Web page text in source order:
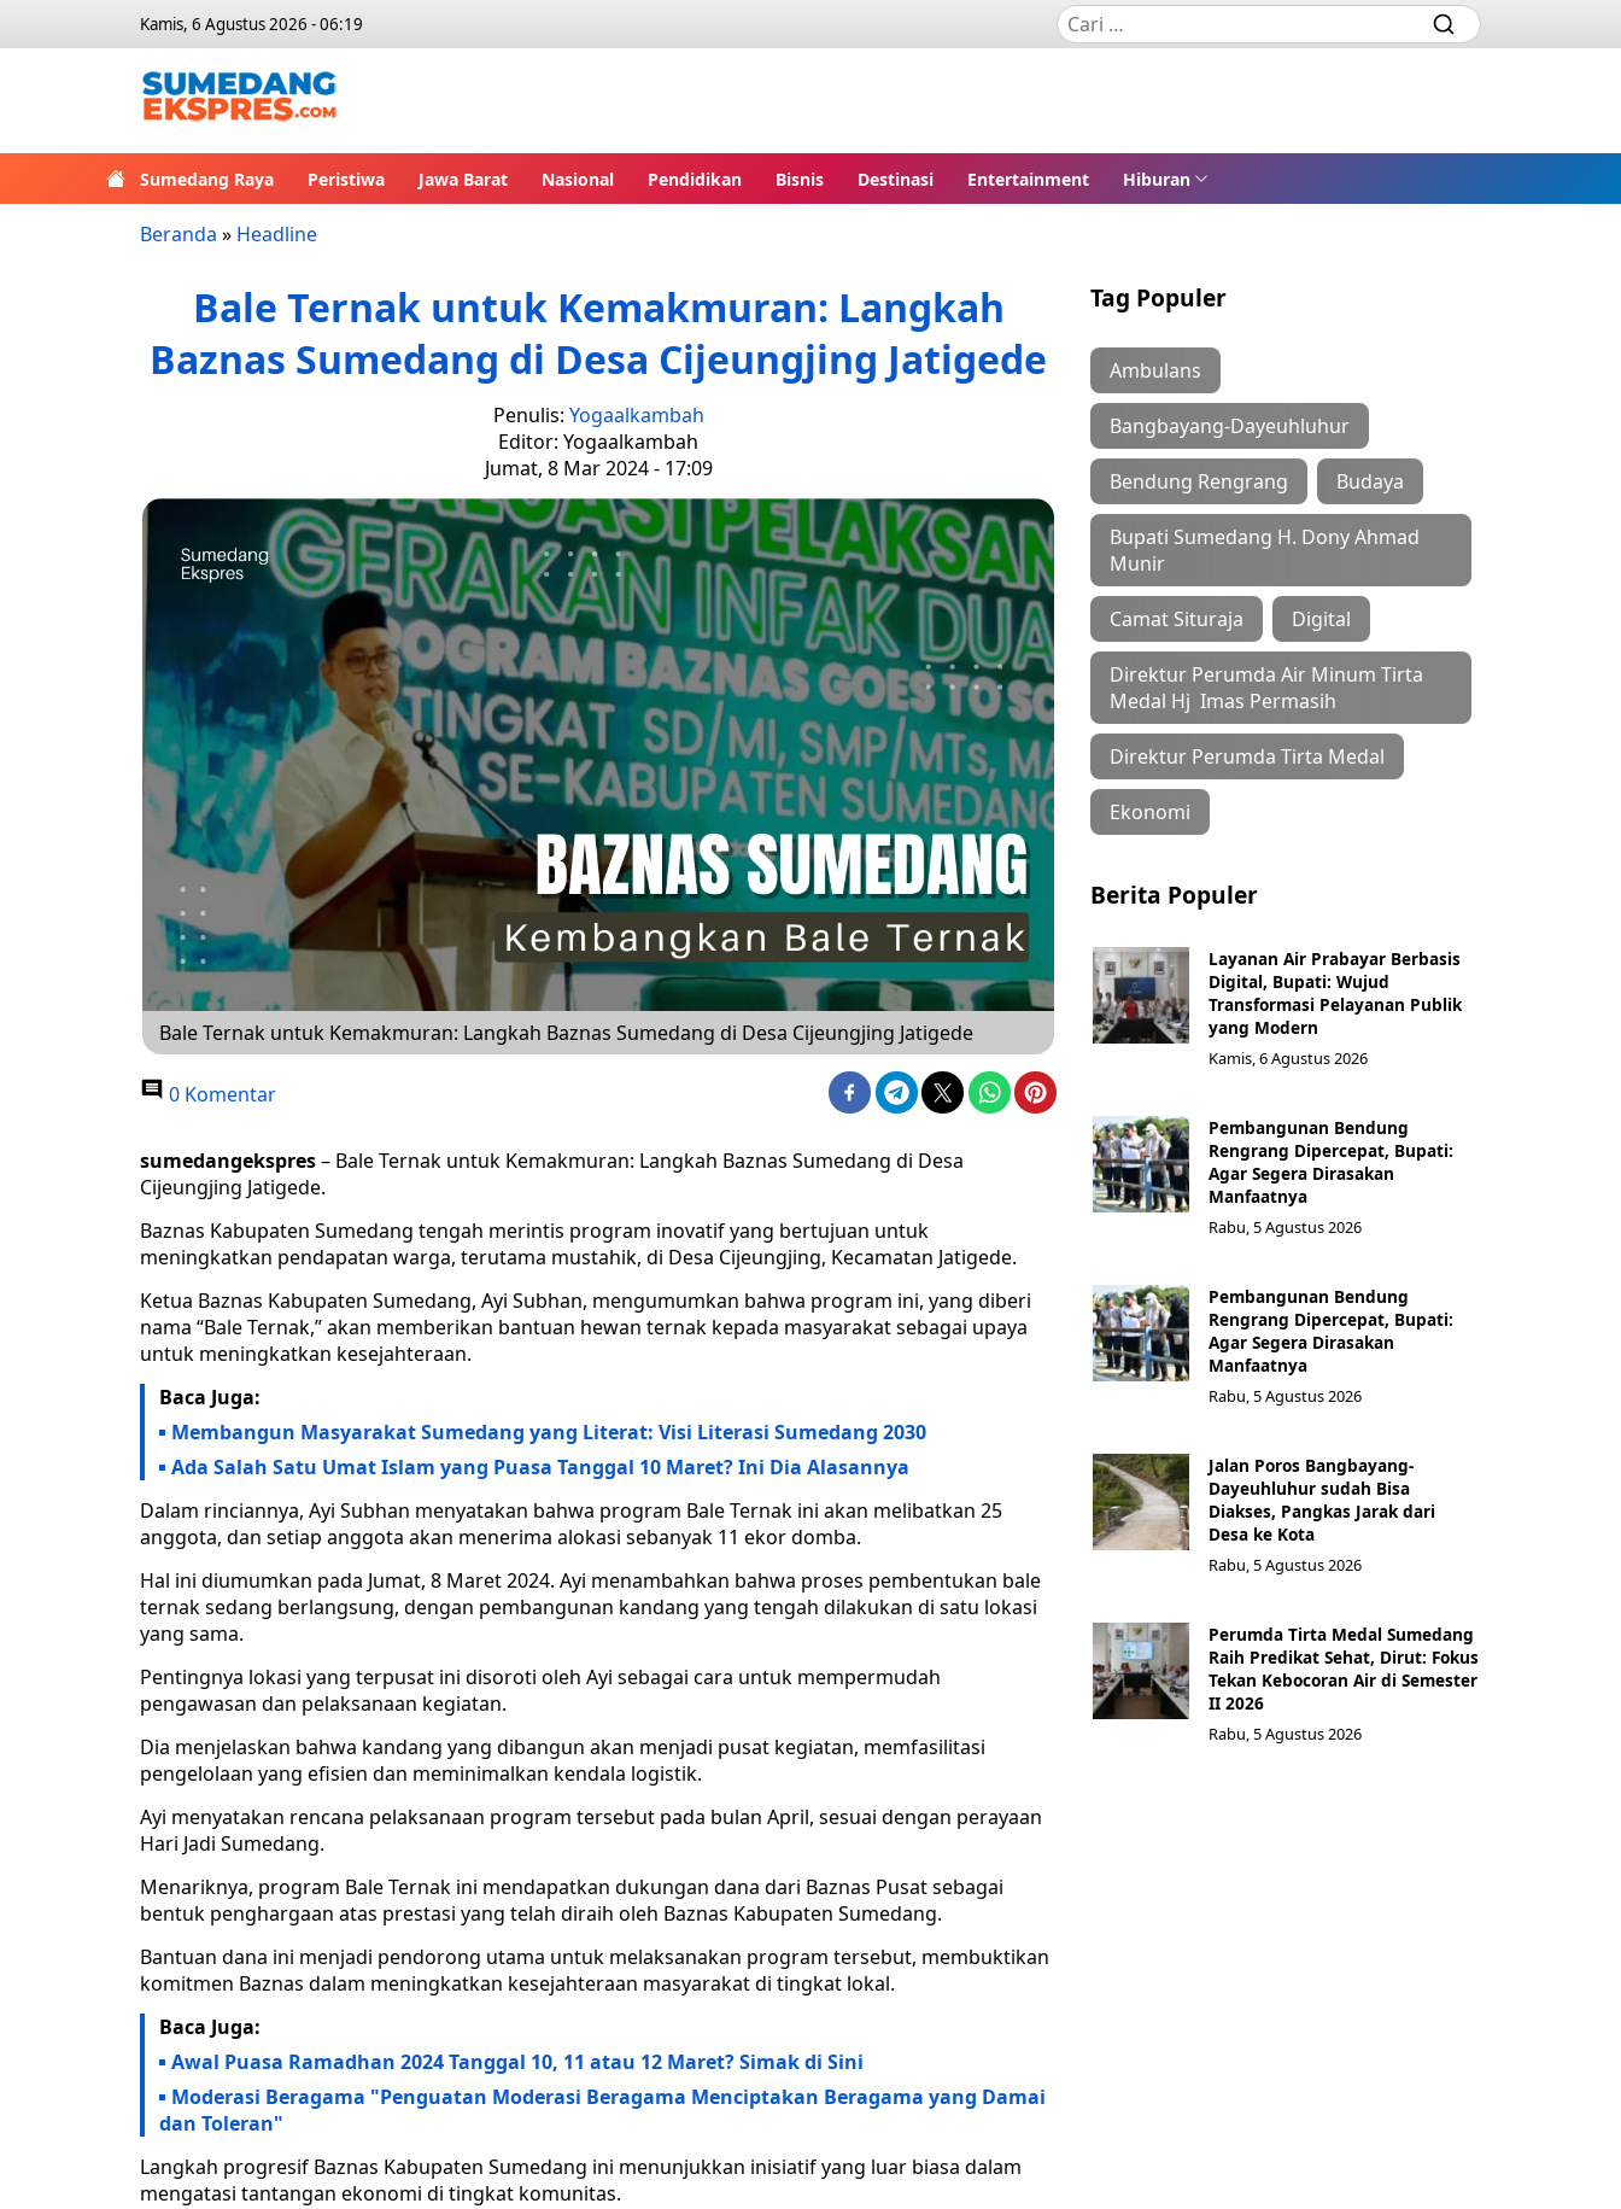
Kamis, 6 Agustus 2026 - 06:19
Sumedang Raya Peristiwa Jawa Barat Nasional Pendidikan Bisnis Destinasi Entertainment Hiburan
Beranda » Headline
Bale Ternak untuk Kemakmuran: Langkah
Baznas Sumedang di Desa Cijeungjing Jatigede
Penulis: Yogaalkambah
Editor: Yogaalkambah
Jumat, 8 Mar 2024 - 17:09
Bale Ternak untuk Kemakmuran: Langkah Baznas Sumedang di Desa Cijeungjing Jatigede
0 Komentar
sumedangekspres– Bale Ternak untuk Kemakmuran: Langkah Baznas Sumedang di Desa
Cijeungjing Jatigede.
Baznas Kabupaten Sumedang tengah merintis program inovatif yang bertujuan untuk
meningkatkan pendapatan warga, terutama mustahik, di Desa Cijeungjing, Kecamatan Jatigede.
Ketua Baznas Kabupaten Sumedang, Ayi Subhan, mengumumkan bahwa program ini, yang diberi
nama “Bale Ternak,” akan memberikan bantuan hewan ternak kepada masyarakat sebagai upaya
untuk meningkatkan kesejahteraan.
Baca Juga:
Membangun Masyarakat Sumedang yang Literat: Visi Literasi Sumedang 2030
Ada Salah Satu Umat Islam yang Puasa Tanggal 10 Maret? Ini Dia Alasannya
Dalam rinciannya, Ayi Subhan menyatakan bahwa program Bale Ternak ini akan melibatkan 25
anggota, dan setiap anggota akan menerima alokasi sebanyak 11 ekor domba.
Hal ini diumumkan pada Jumat, 8 Maret 2024. Ayi menambahkan bahwa proses pembentukan bale
ternak sedang berlangsung, dengan pembangunan kandang yang tengah dilakukan di satu lokasi
yang sama.
Pentingnya lokasi yang terpusat ini disoroti oleh Ayi sebagai cara untuk mempermudah
pengawasan dan pelaksanaan kegiatan.
Dia menjelaskan bahwa kandang yang dibangun akan menjadi pusat kegiatan, memfasilitasi
pengelolaan yang efisien dan meminimalkan kendala logistik.
Ayi menyatakan rencana pelaksanaan program tersebut pada bulan April, sesuai dengan perayaan
Hari Jadi Sumedang.
Menariknya, program Bale Ternak ini mendapatkan dukungan dana dari Baznas Pusat sebagai
bentuk penghargaan atas prestasi yang telah diraih oleh Baznas Kabupaten Sumedang.
Bantuan dana ini menjadi pendorong utama untuk melaksanakan program tersebut, membuktikan
komitmen Baznas dalam meningkatkan kesejahteraan masyarakat di tingkat lokal.
Baca Juga:
Awal Puasa Ramadhan 2024 Tanggal 10, 11 atau 12 Maret? Simak di Sini
Moderasi Beragama "Penguatan Moderasi Beragama Menciptakan Beragama yang Damai
dan Toleran"
Langkah progresif Baznas Kabupaten Sumedang ini menunjukkan inisiatif yang luar biasa dalam
mengatasi tantangan ekonomi di tingkat komunitas.
Tag Populer
Ambulans
Bangbayang-Dayeuhluhur
Bendung Rengrang Budaya
Bupati Sumedang H. Dony Ahmad
Munir
Camat Situraja Digital
Direktur Perumda Air Minum Tirta
Medal Hj Imas Permasih
Direktur Perumda Tirta Medal
Ekonomi
Berita Populer
Layanan Air Prabayar Berbasis
Digital, Bupati: Wujud
Transformasi Pelayanan Publik
yang Modern
Kamis, 6 Agustus 2026
Pembangunan Bendung
Rengrang Dipercepat, Bupati:
Agar Segera Dirasakan
Manfaatnya
Rabu, 5 Agustus 2026
Pembangunan Bendung
Rengrang Dipercepat, Bupati:
Agar Segera Dirasakan
Manfaatnya
Rabu, 5 Agustus 2026
Jalan Poros Bangbayang-
Dayeuhluhur sudah Bisa
Diakses, Pangkas Jarak dari
Desa ke Kota
Rabu, 5 Agustus 2026
Perumda Tirta Medal Sumedang
Raih Predikat Sehat, Dirut: Fokus
Tekan Kebocoran Air di Semester
II 2026
Rabu, 5 Agustus 2026